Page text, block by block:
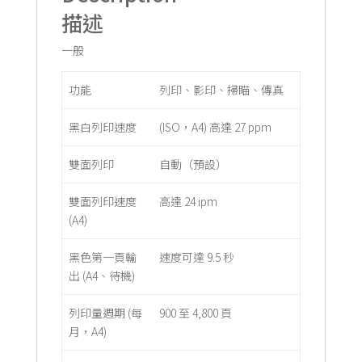
描述
一般
功能 列印、影印、掃瞄、傳真
黑白列印速度 (ISO，A4) 高達 27 ppm
雙面列印 自動（預設）
雙面列印速度
(A4)
高達 24 ipm
黑色第一頁輸
出 (A4、待機)
速度可達 9.5 秒
列印量週期 (每
月，A4)
900 至 4,800 頁